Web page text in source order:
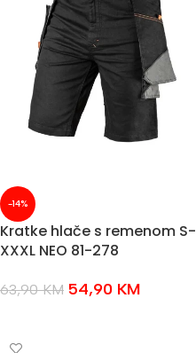
-14%
Kratke hlače s remenom S-
XXXL NEO 81-278
63,90KM 54,90 KM